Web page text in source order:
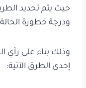
حيث يتم تحديد
ودرجة خطورة
وذلك بناء على رأي
إحدى الطرق الآتية: